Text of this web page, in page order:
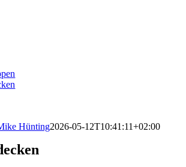
Hünting2026-05-12T10:41:11+02:00